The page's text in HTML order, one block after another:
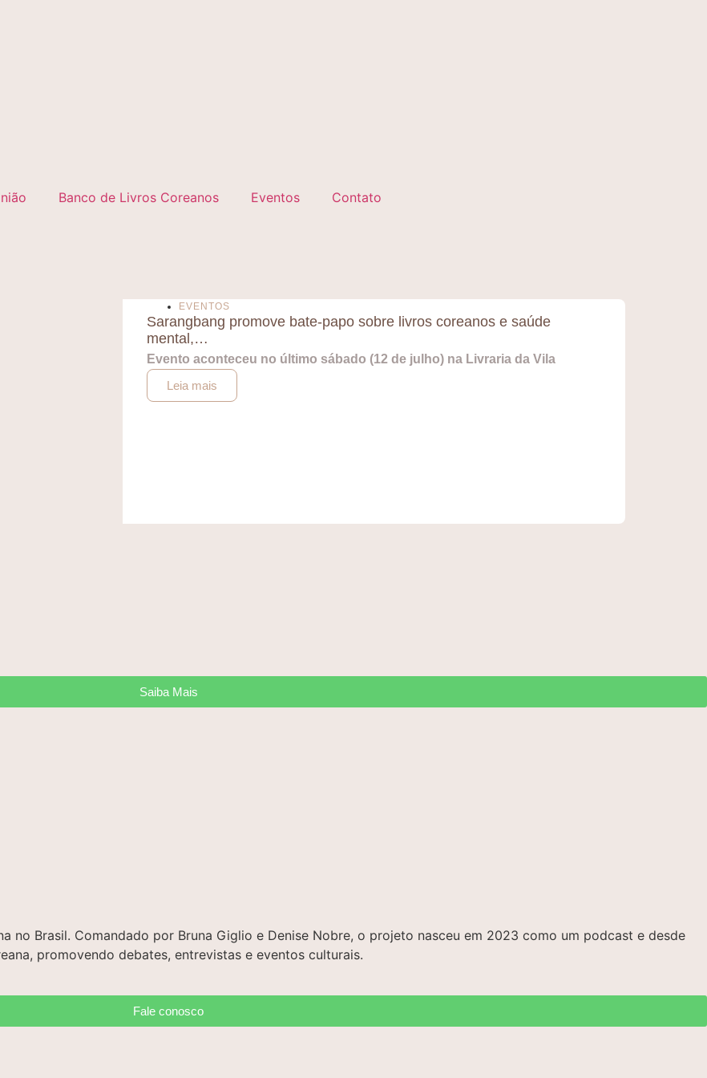
Banco de Livros Coreanos Eventos Contato
EVENTOS
Sarangbang promove bate-papo sobre livros coreanos e saúde
mental,…
Evento aconteceu no último sábado (12 de julho) na Livraria da Vila
Leia mais
Saiba Mais
no Brasil. Comandado por Bruna Giglio e Denise Nobre, o projeto nasceu em 2023 como um podcast e desde
promovendo debates, entrevistas e eventos culturais.
Fale conosco